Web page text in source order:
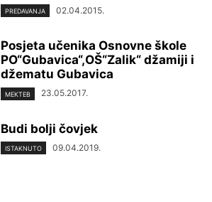
PREDAVANJA 02.04.2015.
Posjeta učenika Osnovne škole
PO“Gubavica“,OŠ“Zalik“ džamiji i
džematu Gubavica
MEKTEB 23.05.2017.
Budi bolji čovjek
ISTAKNUTO 09.04.2019.